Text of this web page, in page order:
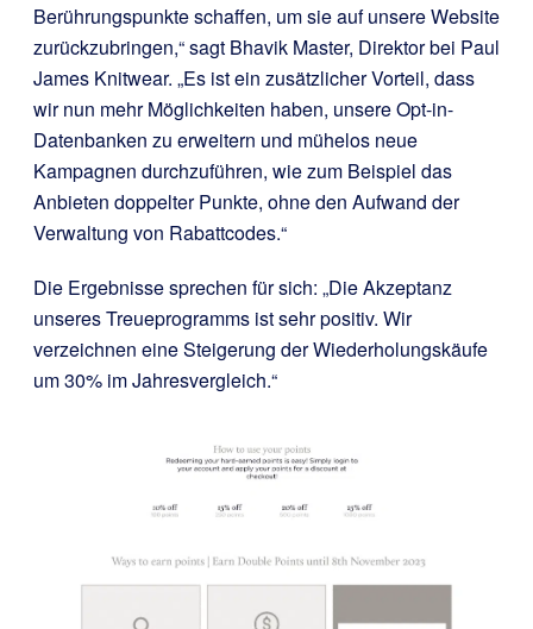
Berührungspunkte schaffen, um sie auf unsere Website
zurückzubringen,“ sagt Bhavik Master, Direktor bei Paul
James Knitwear. „Es ist ein zusätzlicher Vorteil, dass
wir nun mehr Möglichkeiten haben, unsere Opt-in-
Datenbanken zu erweitern und mühelos neue
Kampagnen durchzuführen, wie zum Beispiel das
Anbieten doppelter Punkte, ohne den Aufwand der
Verwaltung von Rabattcodes.“
Die Ergebnisse sprechen für sich: „Die Akzeptanz
unseres Treueprogramms ist sehr positiv. Wir
verzeichnen eine Steigerung der Wiederholungskäufe
um 30% im Jahresvergleich.“